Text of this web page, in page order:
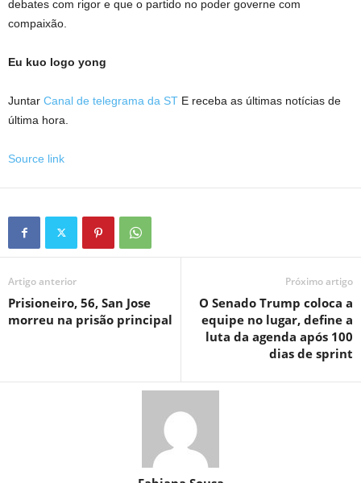
debates com rigor e que o partido no poder governe com
compaixão.
Eu kuo logo yong
Juntar Canal de telegrama da ST E receba as últimas notícias de
última hora.
Source link
Artigo anterior
Prisioneiro, 56, San Jose
morreu na prisão principal
Próximo artigo
O Senado Trump coloca a
equipe no lugar, define a
luta da agenda após 100
dias de sprint